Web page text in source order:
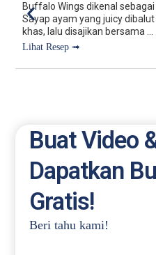
Buffalo Wings dikenal
Sayap ayam yang juicy
khas, lalu disajikan bersama ...
Lihat Resep ➟
Buat Video
Dapatkan
Gratis!
Beri tahu kami!